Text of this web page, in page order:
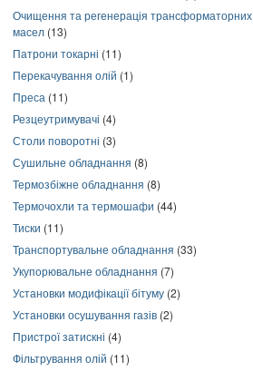
Очищення та регенерація трансформаторних
масел (13)
Патрони токарні (11)
Перекачування олій (1)
Преса (11)
Резцеутримувачі (4)
Столи поворотні (3)
Сушильне обладнання (8)
Термозбіжне обладнання (8)
Термочохли та термошафи (44)
Тиски (11)
Транспортувальне обладнання (33)
Укупорювальне обладнання (7)
Установки модифікації бітуму (2)
Установки осушування газів (2)
Пристрої затискні (4)
Фільтрування олій (11)